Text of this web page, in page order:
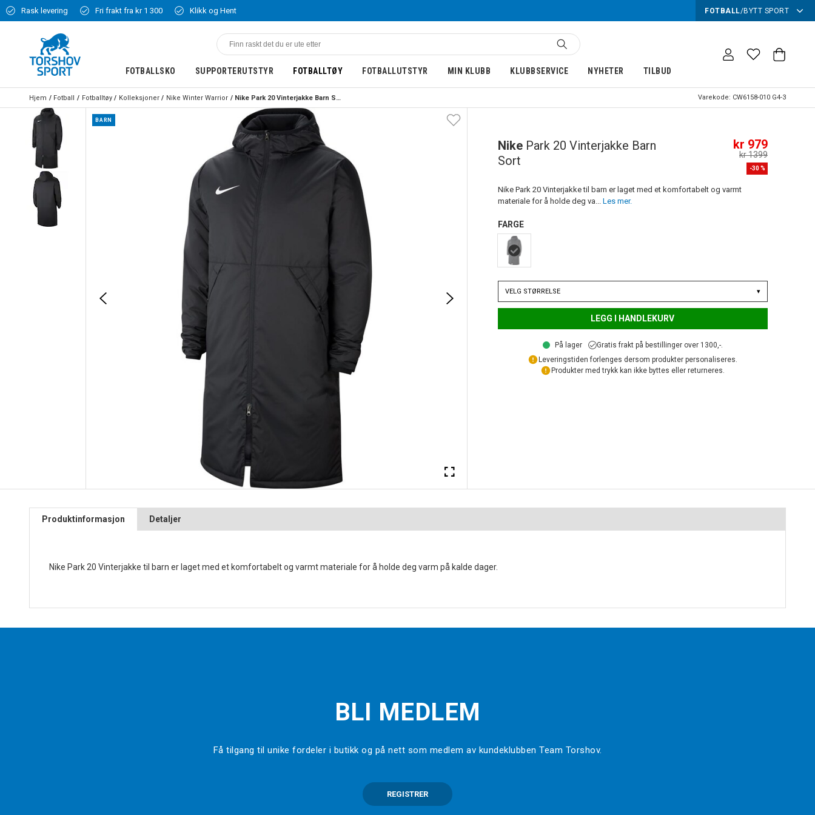
Rask levering Fri frakt fra kr 1 300 Klikk og Hent FOTBALL/BYTT SPORT
FOTBALLSKO SUPPORTERUTSTYR FOTBALLTØY FOTBALLUTSTYR MIN KLUBB KLUBBSERVICE NYHETER TILBUD
Hjem Fotball Fotballtøy Kolleksjoner Nike Winter Warrior Nike Park 20 Vinterjakke Barn Sort Varekode: CW6158-010 G4-3
BARN
-30 %
Nike Park 20 Vinterjakke Barn
Sort
kr 979
kr 1399
Nike Park 20 Vinterjakke til barn er laget med et komfortabelt og varmt
materiale for å holde deg va... Les mer.
FARGE
VELG STØRRELSE ▾
LEGG I HANDLEKURV
På lager
Gratis frakt på bestillinger over 1300,-.
Leveringstiden forlenges dersom produkter personaliseres.
Produkter med trykk kan ikke byttes eller returneres.
Produktinformasjon Detaljer
Nike Park 20 Vinterjakke til barn er laget med et komfortabelt og varmt materiale for å holde deg varm på kalde dager.
BLI MEDLEM
Få tilgang til unike fordeler i butikk og på nett som medlem av kundeklubben Team Torshov.
REGISTRER